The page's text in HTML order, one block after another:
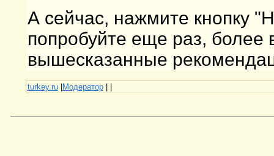
А сейчас, нажмите кнопку
попробуйте еще раз, более
вышесказанные
turkey.ru|Модератор| |